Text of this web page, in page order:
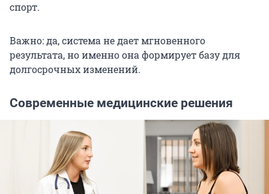
спорт.
Важно: да, система не дает мгновенного
результата, но именно она формирует базу для
долгосрочных изменений.
Современные медицинские решения